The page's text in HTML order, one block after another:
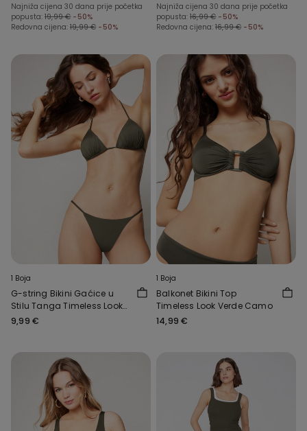
Najniža cijena 30 dana prije početka
popusta: 19,99 € -50%
Redovna cijena: 19,99 € -50%
Najniža cijena 30 dana prije početka
popusta: 16,99 € -50%
Redovna cijena: 16,99 € -50%
1 Boja
G-string Bikini Gaćice u
Stilu Tanga Timeless Look
Verde Camo
9,99 €
1 Boja
Balkonet Bikini Top
Timeless Look Verde Camo
14,99 €